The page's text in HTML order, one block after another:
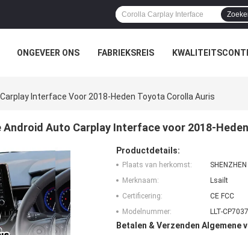
ONGEVEER ONS FABRIEKSREIS
Interface Voor 2018-Heden Toyota Corolla Auris
Auto Carplay Interface voor 2018-
Productdetails:
Plaats van herkomst:
SHENZHEN
Merknaam:
Lsailt
Certificering:
CE FCC
Modelnummer:
LLT-CP7037
Betalen & Verzenden Algemene